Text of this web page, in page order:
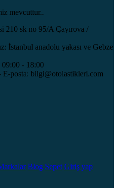
mevcuttur..
210 sk no 95/A Çayırova /
İstanbul anadolu yakası ve Gebze
09:00 - 18:00
posta: bilgi@otolastikleri.com
Blog Sepet Giriş yap